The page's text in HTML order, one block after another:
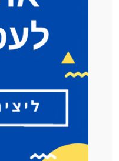
מ
ק
י
ע
ס
ק